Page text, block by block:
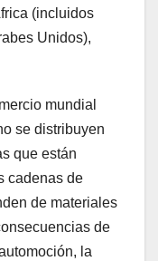
(incluidos
Unidos),
mundial
se distribuyen
que están
cadenas de
de materiales
de
la